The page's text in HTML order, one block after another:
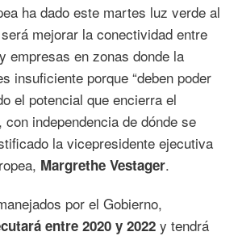
ha dado este martes luz verde al
mejorar la conectividad entre
empresas en zonas donde la
insuficiente porque “deben poder
el potencial que encierra el
independencia de dónde se
la vicepresidente ejecutiva
Margrethe Vestager.
por el Gobierno,
entre 2020 y 2022 y tendrá